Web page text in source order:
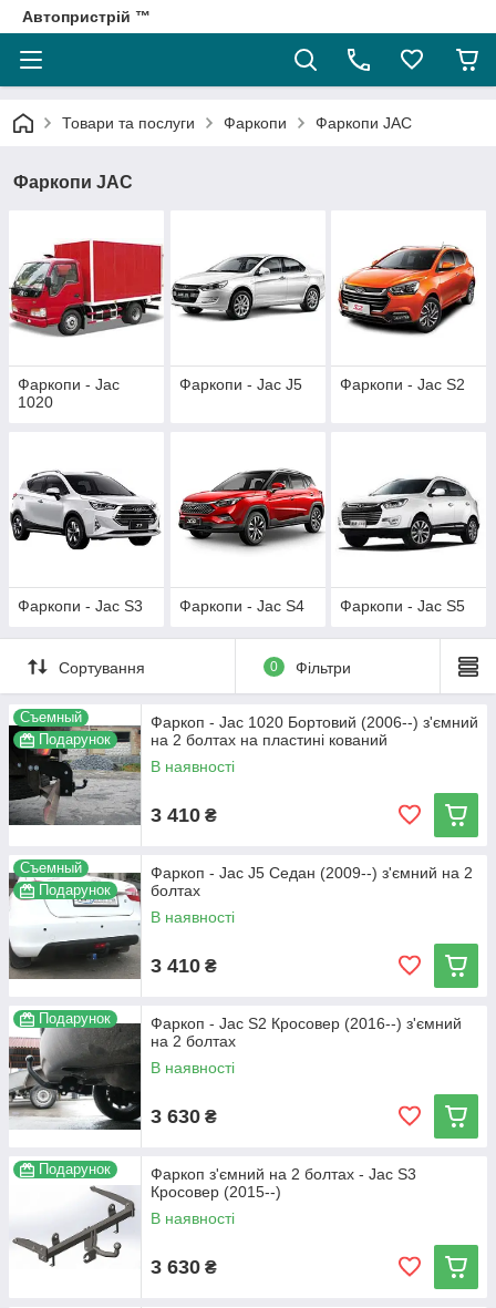
Автопристрій ™
Товари та послуги Фаркопи Фаркопи JAC
Фаркопи JAC
Фаркопи - Jac
1020
Фаркопи - Jac J5 Фаркопи - Jac S2
Фаркопи - Jac S3 Фаркопи - Jac S4 Фаркопи - Jac S5
Сортування 0 Фільтри
Съемный
Подарунок
Фаркоп - Jac 1020 Бортовий (2006--) з'ємний
на 2 болтах на пластині кований
В наявності
3 410 ₴
Съемный
Подарунок
Фаркоп - Jac J5 Седан (2009--) з'ємний на 2
болтах
В наявності
3 410 ₴
Подарунок
Фаркоп - Jac S2 Кросовер (2016--) з'ємний
на 2 болтах
В наявності
3 630 ₴
Подарунок
Фаркоп з'ємний на 2 болтах - Jac S3
Кросовер (2015--)
В наявності
3 630 ₴